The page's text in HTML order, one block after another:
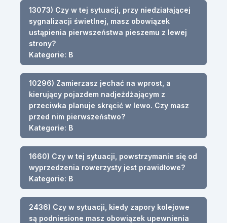
13073) Czy w tej sytuacji, przy niedziałającej
sygnalizacji świetlnej, masz obowiązek
ustąpienia pierwszeństwa pieszemu z lewej
strony?
Kategorie: B
10296) Zamierzasz jechać na wprost, a
kierujący pojazdem nadjeżdżającym z
przeciwka planuje skręcić w lewo. Czy masz
przed nim pierwszeństwo?
Kategorie: B
1660) Czy w tej sytuacji, powstrzymanie się od
wyprzedzenia rowerzysty jest prawidłowe?
Kategorie: B
2436) Czy w sytuacji, kiedy zapory kolejowe
są podniesione masz obowiązek upewnienia